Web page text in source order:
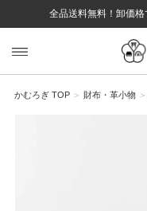
全品送料無料！卸価
ト 様
戻る
かむろぎ TOP 財布・革小物